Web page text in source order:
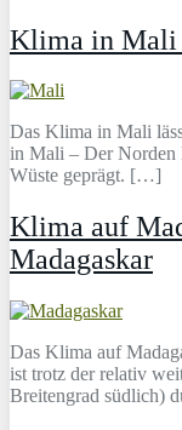
Klima in Mali
Das Klima in Mali
in Mali – Der Norden
Wüste geprägt. […]
Klima auf
Madagaskar
Das Klima auf
ist trotz der relativ
Breitengrad südlich)